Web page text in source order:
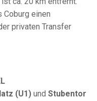
Coburg einen
privaten Transfer
(U1) und Stubentor